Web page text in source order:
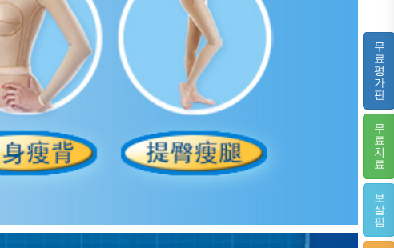
무
료
평
가
판
무
료
치
료
보
살
핌